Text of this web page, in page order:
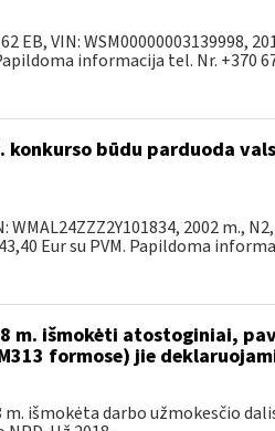
EB, VIN: WSM00000003139998,
informacija tel. Nr. +370
konkurso būdu parduoda
2002 m.,
Eur su PVM. Papildoma
m. išmokėti atostoginiai,
formose) jie
m. išmokėta darbo užmokesčio